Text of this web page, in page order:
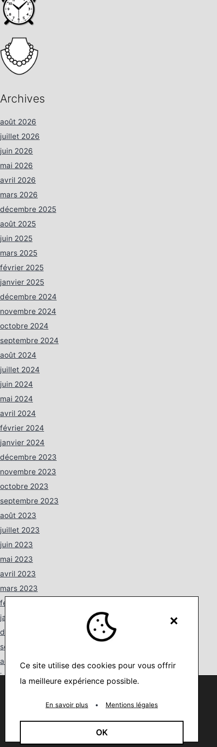
Archives
août 2026
juillet 2026
juin 2026
mai 2026
avril 2026
mars 2026
décembre 2025
août 2025
juin 2025
mars 2025
février 2025
janvier 2025
décembre 2024
novembre 2024
octobre 2024
septembre 2024
août 2024
juillet 2024
juin 2024
mai 2024
avril 2024
février 2024
janvier 2024
décembre 2023
novembre 2023
octobre 2023
septembre 2023
août 2023
juillet 2023
juin 2023
mai 2023
avril 2023
mars 2023
février 2023
janvier 2023
décembre 2022
septembre 2022
août 2022
juillet 2022
avril 2022
×
Ce site utilise des cookies pour vous offrir
la meilleure expérience possible.
En savoir plus • Mentions légales
OK
Nous utilisons des cookies pour vous offrir la meilleure
You can find out more about which cookies we are using or